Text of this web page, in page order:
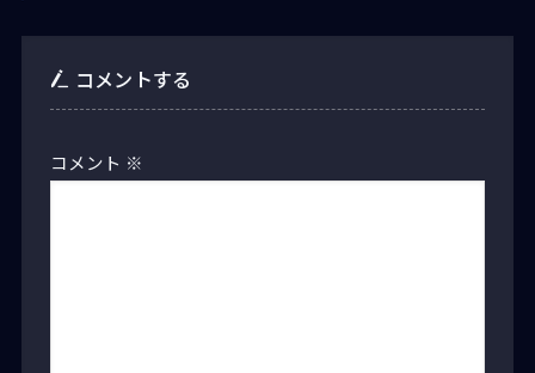
コメントする
コメント ※